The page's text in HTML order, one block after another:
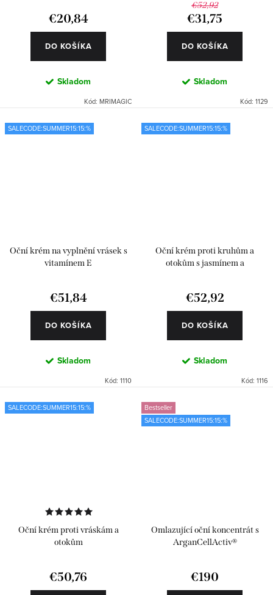
€20,84
DO KOŠÍKA
Skladom
Kód: MRIMAGIC
€52,92
€31,75
DO KOŠÍKA
Skladom
Kód: 1129
SALECODE:SUMMER15:15:%
Oční krém na vyplnění vrásek s
vitamínem E
€51,84
DO KOŠÍKA
Skladom
Kód: 1110
SALECODE:SUMMER15:15:%
Oční krém proti kruhům a
otokům s jasmínem a
€52,92
DO KOŠÍKA
Skladom
Kód: 1116
SALECODE:SUMMER15:15:%
Oční krém proti vráskám a
otokům
€50,76
Bestseller
SALECODE:SUMMER15:15:%
Omlazující oční koncentrát s
ArganCellActiv®
€190